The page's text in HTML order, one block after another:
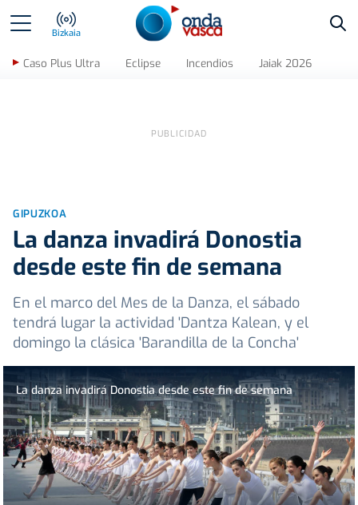
Bizkaia
Caso Plus Ultra Eclipse Incendios Jaiak 2026
GIPUZKOA
La danza invadirá Donostia
desde este fin de semana
En el marco del Mes de la Danza, el sábado
tendrá lugar la actividad 'Dantza Kalean, y el
domingo la clásica 'Barandilla de la Concha'
La danza invadirá Donostia desde este fin de semana